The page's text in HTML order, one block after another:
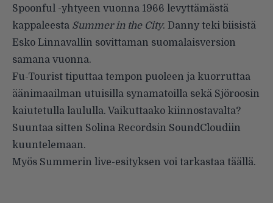
Spoonful -yhtyeen vuonna 1966 levyttämästä
kappaleesta Summer in the City. Danny teki biisistä
Esko Linnavallin sovittaman suomalaisversion
samana vuonna.
Fu-Tourist tiputtaa tempon puoleen ja kuorruttaa
äänimaailman utuisilla synamatoilla sekä Sjöroosin
kaiutetulla laululla. Vaikuttaako kiinnostavalta?
Suuntaa sitten Solina Recordsin SoundCloudiin
kuuntelemaan.
Myös Summerin live-esityksen voi tarkastaa täällä.